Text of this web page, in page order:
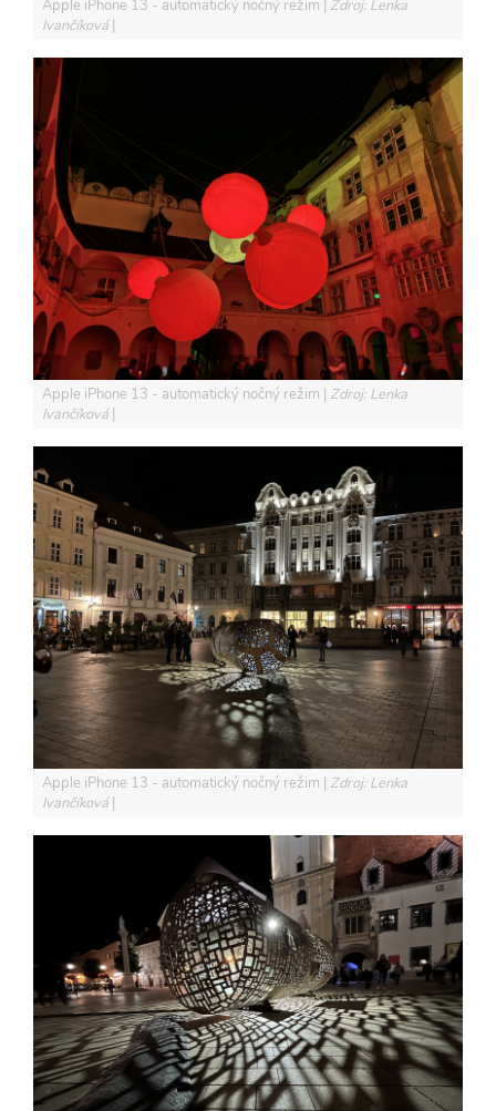
Apple iPhone 13 - automatický nočný režim
Zdroj: Lenka
Ivančíková
Apple iPhone 13 - automatický nočný režim
Zdroj: Lenka
Ivančíková
Apple iPhone 13 - automatický nočný režim
Zdroj: Lenka
Ivančíková